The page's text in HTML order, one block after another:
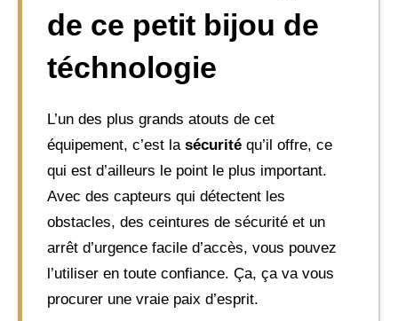
de ce petit bijou de
téchnologie
L’un des plus grands atouts de cet
équipement, c’est la sécurité qu’il offre, ce
qui est d’ailleurs le point le plus important.
Avec des capteurs qui détectent les
obstacles, des ceintures de sécurité et un
arrêt d’urgence facile d’accès, vous pouvez
l’utiliser en toute confiance. Ça, ça va vous
procurer une vraie paix d’esprit.